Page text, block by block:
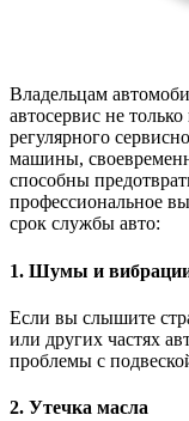
Владельцам
автосервис не
регулярного
машины,
способны
профессиональное
срок службы авто:
1. Шумы и
Если вы слышите
или других частях
проблемы с
2. Утечка масла